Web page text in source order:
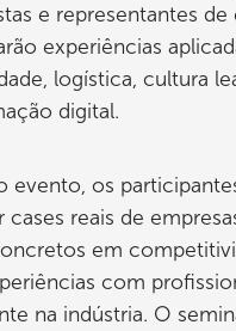
e representantes de
experiências
logística, cultura
digital.
evento, os
reais de
em
com
na indústria. O